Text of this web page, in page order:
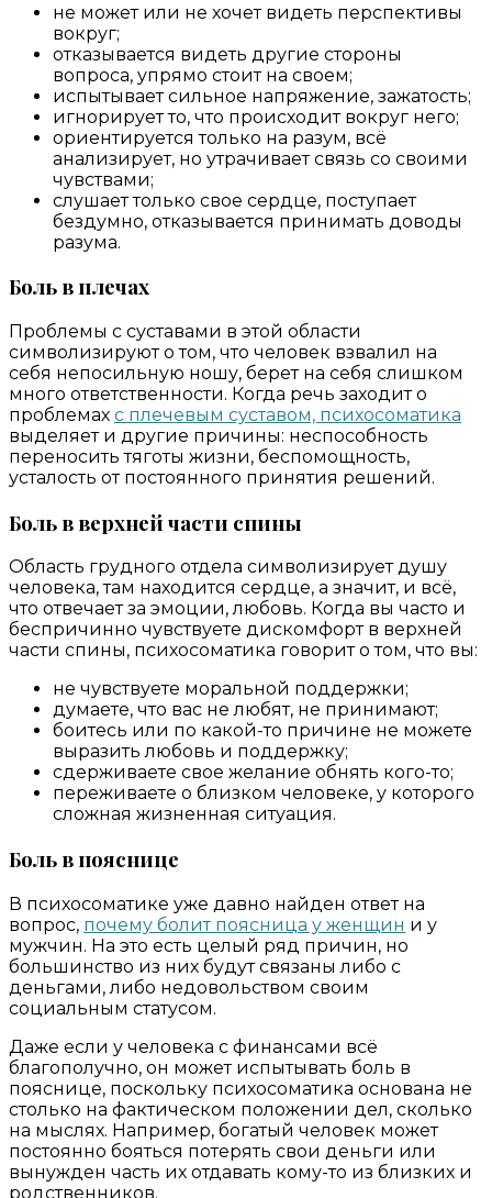
не может или не хочет видеть перспективы
вокруг;
отказывается видеть другие стороны
вопроса, упрямо стоит на своем;
испытывает сильное напряжение, зажатость;
игнорирует то, что происходит вокруг него;
ориентируется только на разум, всё
анализирует, но утрачивает связь со своими
чувствами;
слушает только свое сердце, поступает
бездумно, отказывается принимать доводы
разума.
Боль в плечах
Проблемы с суставами в этой области
символизируют о том, что человек взвалил на
себя непосильную ношу, берет на себя слишком
много ответственности. Когда речь заходит о
проблемах с плечевым суставом, психосоматика
выделяет и другие причины: неспособность
переносить тяготы жизни, беспомощность,
усталость от постоянного принятия решений.
Боль в верхней части спины
Область грудного отдела символизирует душу
человека, там находится сердце, а значит, и всё,
что отвечает за эмоции, любовь. Когда вы часто и
беспричинно чувствуете дискомфорт в верхней
части спины, психосоматика говорит о том, что вы:
не чувствуете моральной поддержки;
думаете, что вас не любят, не принимают;
боитесь или по какой-то причине не можете
выразить любовь и поддержку;
сдерживаете свое желание обнять кого-то;
переживаете о близком человеке, у которого
сложная жизненная ситуация.
Боль в пояснице
В психосоматике уже давно найден ответ на
вопрос, почему болит поясница у женщин и у
мужчин. На это есть целый ряд причин, но
большинство из них будут связаны либо с
деньгами, либо недовольством своим
социальным статусом.
Даже если у человека с финансами всё
благополучно, он может испытывать боль в
пояснице, поскольку психосоматика основана не
столько на фактическом положении дел, сколько
на мыслях. Например, богатый человек может
постоянно бояться потерять свои деньги или
вынужден часть их отдавать кому-то из близких и
родственников.